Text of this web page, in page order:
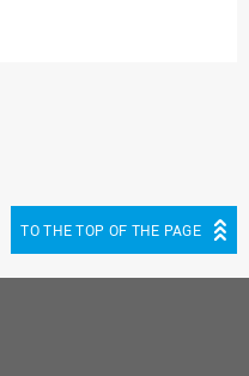
TO THE TOP OF THE PAGE